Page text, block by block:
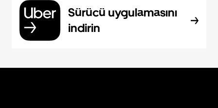
Sürücü uygulamasını
indirin